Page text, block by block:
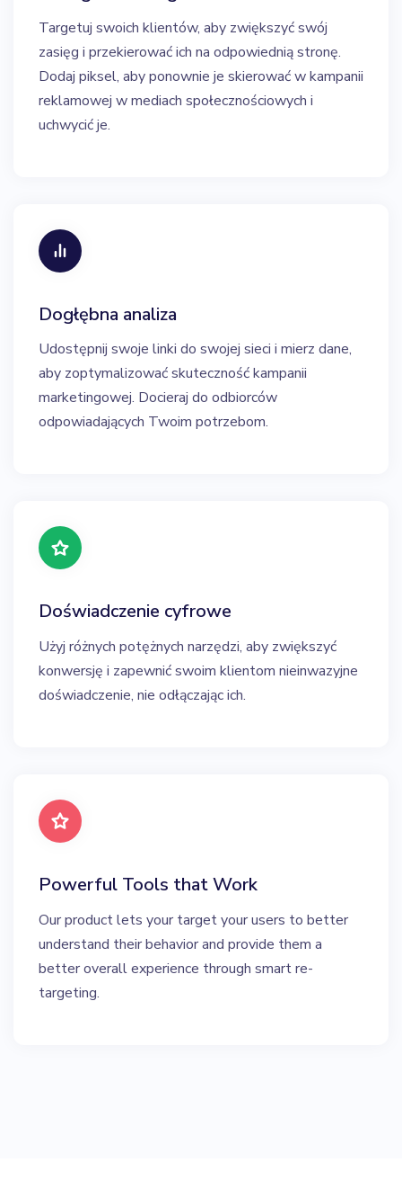
Targetuj swoich klientów, aby zwiększyć swój
zasięg i przekierować ich na odpowiednią stronę.
Dodaj piksel, aby ponownie je skierować w kampanii
reklamowej w mediach społecznościowych i
uchwycić je.
Dogłębna analiza
Udostępnij swoje linki do swojej sieci i mierz dane,
aby zoptymalizować skuteczność kampanii
marketingowej. Docieraj do odbiorców
odpowiadających Twoim potrzebom.
Doświadczenie cyfrowe
Użyj różnych potężnych narzędzi, aby zwiększyć
konwersję i zapewnić swoim klientom nieinwazyjne
doświadczenie, nie odłączając ich.
Powerful Tools that Work
Our product lets your target your users to better
understand their behavior and provide them a
better overall experience through smart re-
targeting.